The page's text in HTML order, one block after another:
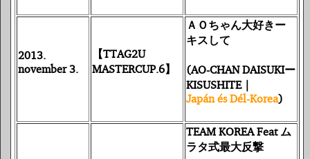
2013.
november 3.
【TTAG2U
MASTERCUP.6】
ＡＯちゃん大好きー
キスして
(AO-CHAN DAISUKIー
KISUSHITE |
Japán és Dél-Korea)
TEAM KOREA Feat ム
ラタ式最大反撃